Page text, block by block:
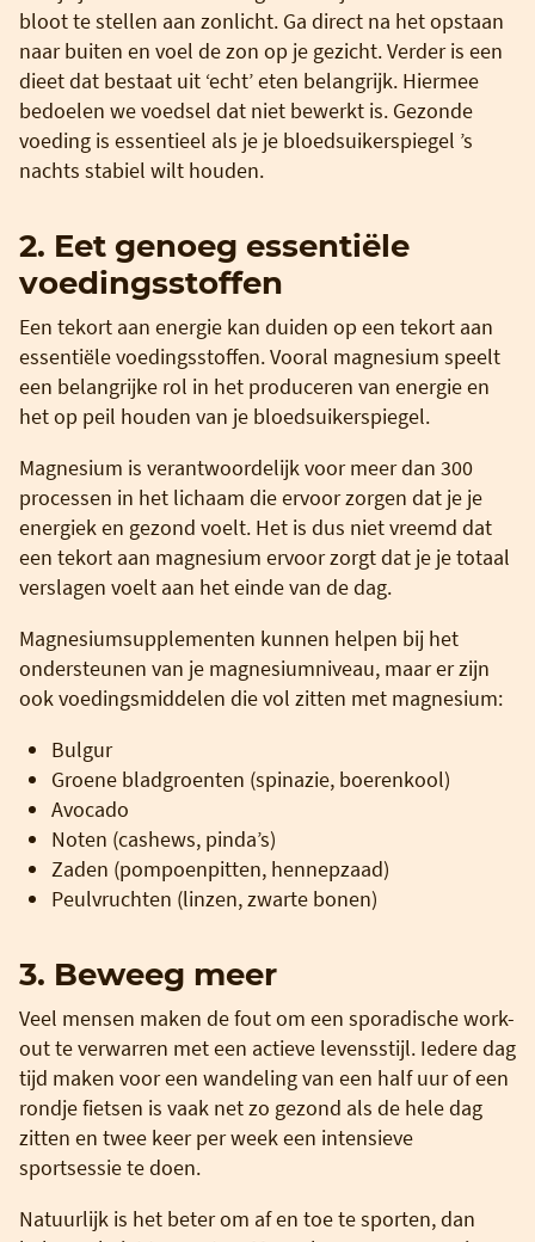
bloot te stellen aan zonlicht. Ga direct na het opstaan
naar buiten en voel de zon op je gezicht. Verder is een
dieet dat bestaat uit ‘echt’ eten belangrijk. Hiermee
bedoelen we voedsel dat niet bewerkt is. Gezonde
voeding is essentieel als je je bloedsuikerspiegel ’s
nachts stabiel wilt houden.
2. Eet genoeg essentiële
voedingsstoffen
Een tekort aan energie kan duiden op een tekort aan
essentiële voedingsstoffen. Vooral magnesium speelt
een belangrijke rol in het produceren van energie en
het op peil houden van je bloedsuikerspiegel.
Magnesium is verantwoordelijk voor meer dan 300
processen in het lichaam die ervoor zorgen dat je je
energiek en gezond voelt. Het is dus niet vreemd dat
een tekort aan magnesium ervoor zorgt dat je je totaal
verslagen voelt aan het einde van de dag.
Magnesiumsupplementen kunnen helpen bij het
ondersteunen van je magnesiumniveau, maar er zijn
ook voedingsmiddelen die vol zitten met magnesium:
Bulgur
Groene bladgroenten (spinazie, boerenkool)
Avocado
Noten (cashews, pinda’s)
Zaden (pompoenpitten, hennepzaad)
Peulvruchten (linzen, zwarte bonen)
3. Beweeg meer
Veel mensen maken de fout om een sporadische work-
out te verwarren met een actieve levensstijl. Iedere dag
tijd maken voor een wandeling van een half uur of een
rondje fietsen is vaak net zo gezond als de hele dag
zitten en twee keer per week een intensieve
sportsessie te doen.
Natuurlijk is het beter om af en toe te sporten, dan